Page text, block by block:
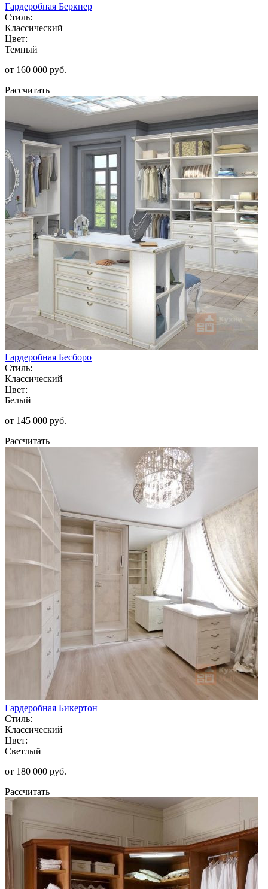
Гардеробная Беркнер
Стиль:
Классический
Цвет:
Темный
от 160 000 руб.
Рассчитать
Гардеробная Бесборо
Стиль:
Классический
Цвет:
Белый
от 145 000 руб.
Рассчитать
Гардеробная Бикертон
Стиль:
Классический
Цвет:
Светлый
от 180 000 руб.
Рассчитать